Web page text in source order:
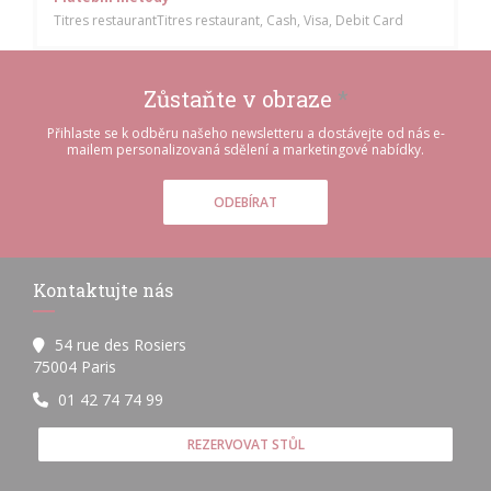
Titres restaurantTitres restaurant, Cash, Visa, Debit Card
Zůstaňte v obraze *
Přihlaste se k odběru našeho newsletteru a dostávejte od nás e-
mailem personalizovaná sdělení a marketingové nabídky.
ODEBÍRAT
Kontaktujte nás
54 rue des Rosiers
75004 Paris
01 42 74 74 99
REZERVOVAT STŮL